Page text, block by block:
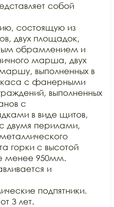
собой
состоящую из
двух площадок,
обрамлением и
марша, двух
выполненных в
с фанерными
выполненных
с
в виде щитов,
двумя перилами,
горки с высотой
менее 950мм.
и
подпятники.
3 лет.